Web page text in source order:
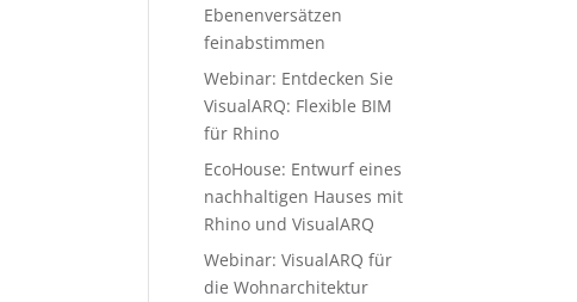
Ebenenversätzen
feinabstimmen
Webinar: Entdecken Sie
VisualARQ: Flexible BIM
für Rhino
EcoHouse: Entwurf eines
nachhaltigen Hauses mit
Rhino und VisualARQ
Webinar: VisualARQ für
die Wohnarchitektur